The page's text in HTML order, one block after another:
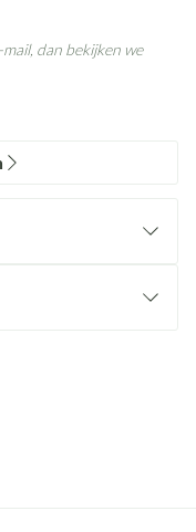
dan bekijken we